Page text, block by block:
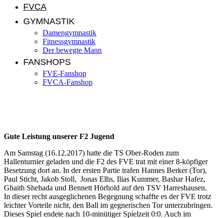
FVCA
GYMNASTIK
Damengymnastik
Fitnessgymnastik
Der bewegte Mann
FANSHOPS
FVE-Fanshop
FVCA-Fanshop
Gute Leistung unserer F2 Jugend
Am Samstag (16.12.2017) hatte die TS Ober-Roden zum
Hallenturnier geladen und die F2 des FVE trat mit einer 8-köpfiger
Besetzung dort an. In der ersten Partie trafen Hannes Berker (Tor),
Paul Sticht, Jakob Stoll, Jonas Elhs, Ilias Kummer, Bashar Hafez,
Ghaith Shehada und Bennett Hörhold auf den TSV Harreshausen.
In dieser recht ausgeglichenen Begegnung schaffte es der FVE trotz
leichter Vorteile nicht, den Ball im gegnerischen Tor unterzubringen.
Dieses Spiel endete nach 10-minütiger Spielzeit 0:0. Auch im